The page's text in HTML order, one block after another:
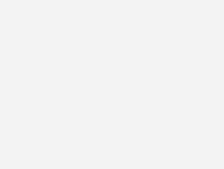
Ästhetik – hell und
wird es durch die unsichtbare
schützt und behält so seine
Europe gibt eine 10-jährige
relevant für den Einsatz in
das neutrale Erscheinungsbild – die
wesentlichen Einfluss auf die